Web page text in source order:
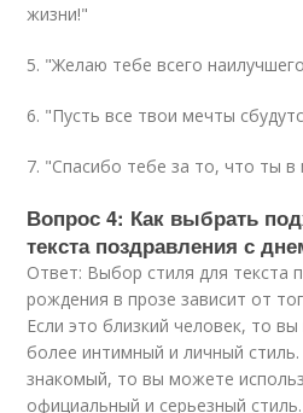
жизни!"
5. "Желаю тебе всего
6. "Пусть все твои мечты
7. "Спасибо тебе за то, что ты
Вопрос 4: Как выбрать
текста поздравления с
Ответ: Выбор стиля для текста
рождения в прозе зависит от
Если это близкий человек, то
более интимный и личный стиль.
знакомый, то вы можете
официальный и серьезный